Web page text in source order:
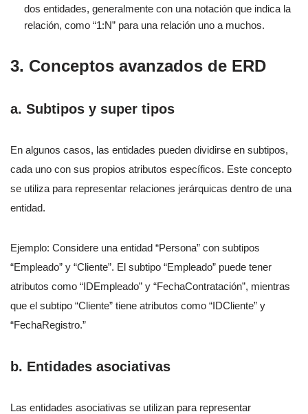
dos entidades, generalmente con una notación que indica la
relación, como “1:N” para una relación uno a muchos.
3. Conceptos avanzados de ERD
a. Subtipos y super tipos
En algunos casos, las entidades pueden dividirse en subtipos,
cada uno con sus propios atributos específicos. Este concepto
se utiliza para representar relaciones jerárquicas dentro de una
entidad.
Ejemplo: Considere una entidad “Persona” con subtipos
“Empleado” y “Cliente”. El subtipo “Empleado” puede tener
atributos como “IDEmpleado” y “FechaContratación”, mientras
que el subtipo “Cliente” tiene atributos como “IDCliente” y
“FechaRegistro.”
b. Entidades asociativas
Las entidades asociativas se utilizan para representar